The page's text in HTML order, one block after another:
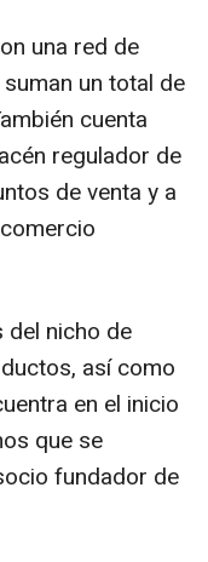
una red de
un total de
cuenta
regulador de
de venta y a
del nicho de
así como
en el inicio
que se
fundador de